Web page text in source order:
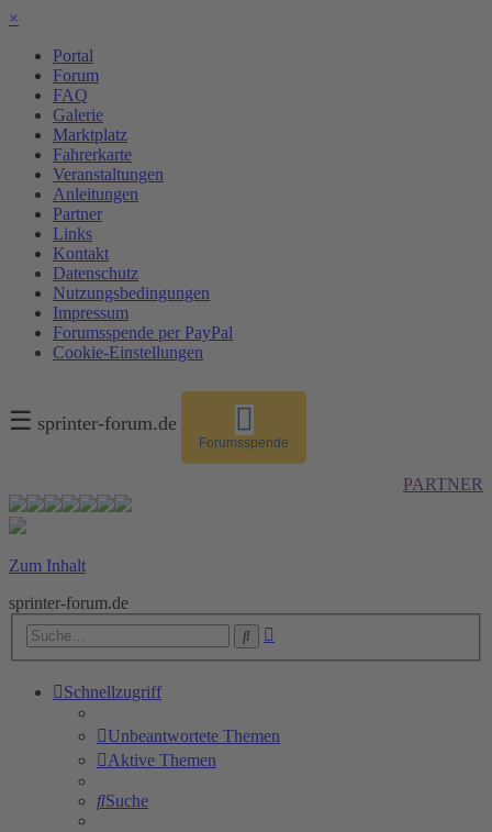
×
Portal
Forum
FAQ
Galerie
Marktplatz
Fahrerkarte
Veranstaltungen
Anleitungen
Partner
Links
Kontakt
Datenschutz
Nutzungsbedingungen
Impressum
Forumsspende per PayPal
Cookie-Einstellungen
☰ sprinter-forum.de
Forumsspende
PARTNER
Zum Inhalt
sprinter-forum.de
Suche
Schnellzugriff
Unbeantwortete Themen
Aktive Themen
Suche